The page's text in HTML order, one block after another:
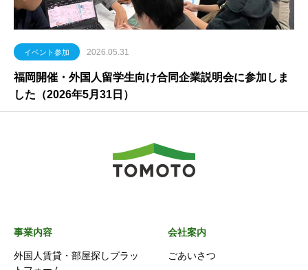
イベント参加 2026.05.31
福岡開催・外国人留学生向け合同企業説明会に参加しま
した（2026年5月31日）
事業内容
外国人賃貸・部屋探しプラッ
会社案内
ごあいさつ